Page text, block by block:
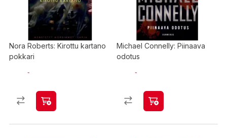
Nora Roberts: Kirottu kartano
pokkari
Michael Connelly: Piinaava
odotus